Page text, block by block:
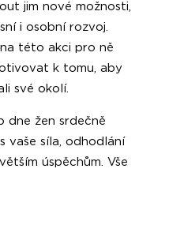
jim nové možnosti,
i osobní rozvoj.
na této akci pro ně
k tomu, aby
své okolí.
dne žen srdečně
vaše síla, odhodlání
úspěchům. Vše